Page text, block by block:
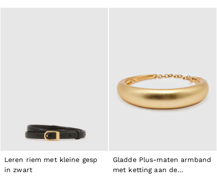
Leren riem met kleine gesp
in zwart
Gladde Plus-maten armband
met ketting aan de